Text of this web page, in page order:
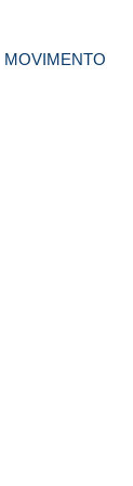
MOVIMENTO